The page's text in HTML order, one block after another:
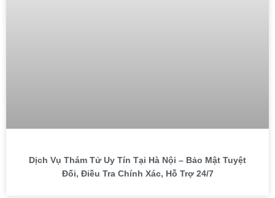
Dịch Vụ Thám Tử Uy Tín Tại Hà Nội – Bảo Mật Tuyệt
Đối, Điều Tra Chính Xác, Hỗ Trợ 24/7